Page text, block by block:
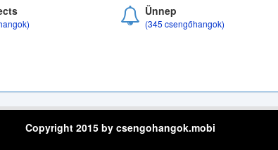
Ünnep
(345 csengőhangok)
Copyright 2015 by csengohangok.mobi